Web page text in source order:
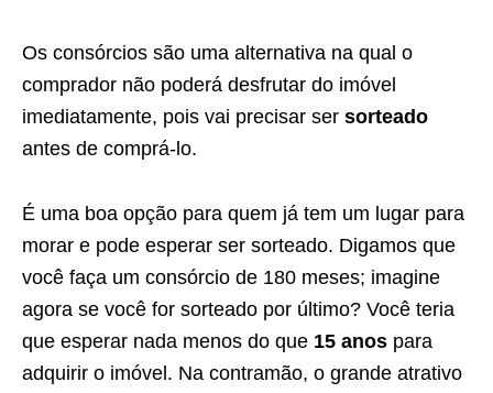
Os consórcios são uma alternativa na qual o
comprador não poderá desfrutar do imóvel
imediatamente, pois vai precisar ser sorteado
antes de comprá-lo.
É uma boa opção para quem já tem um lugar para
morar e pode esperar ser sorteado. Digamos que
você faça um consórcio de 180 meses; imagine
agora se você for sorteado por último? Você teria
que esperar nada menos do que 15 anos para
adquirir o imóvel. Na contramão, o grande atrativo